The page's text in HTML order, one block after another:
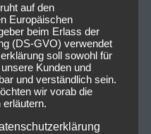
Jahr wohl auch auf
überhaupt – dem
sich aber auch echt
auf den
Europäischen
beim Erlass der
(DS-GVO) verwendet
soll sowohl für
Kunden und
und verständlich sein.
wir vorab die